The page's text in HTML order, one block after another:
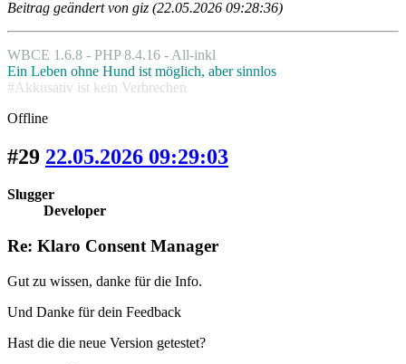
Beitrag geändert von giz (22.05.2026 09:28:36)
WBCE 1.6.8 - PHP 8.4.16 - All-inkl
Ein Leben ohne Hund ist möglich, aber sinnlos
#Akkusativ ist kein Verbrechen
Offline
#29 22.05.2026 09:29:03
Slugger
Developer
Re: Klaro Consent Manager
Gut zu wissen, danke für die Info.
Und Danke für dein Feedback
Hast die die neue Version getestet?